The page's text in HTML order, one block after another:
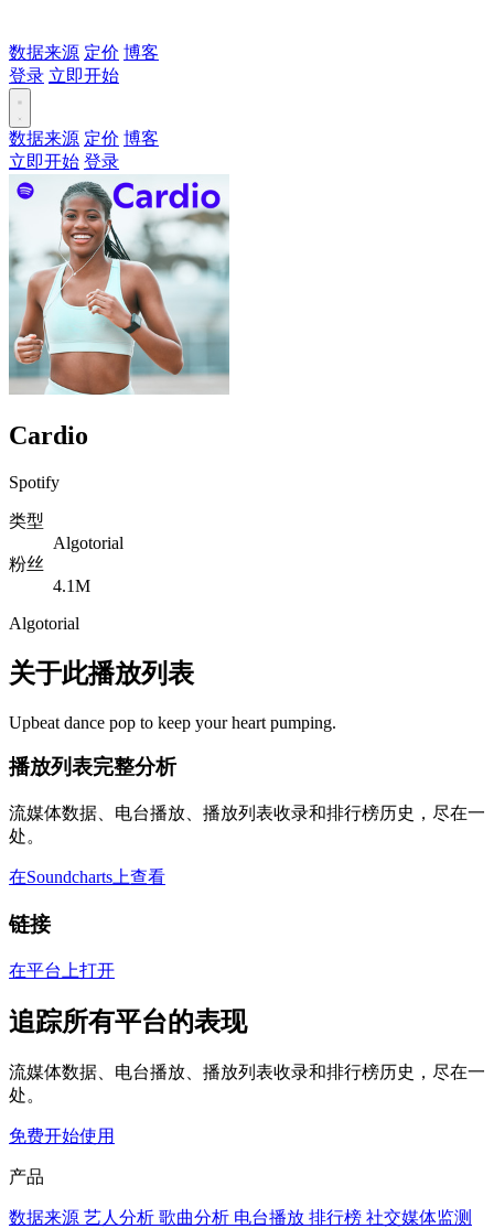
数据来源 定价 博客
登录 立即开始
数据来源 定价 博客
立即开始 登录
Cardio
Spotify
类型
Algotorial
粉丝
4.1M
Algotorial
关于此播放列表
Upbeat dance pop to keep your heart pumping.
播放列表完整分析
流媒体数据、电台播放、播放列表收录和排行榜历史，尽在一
处。
在Soundcharts上查看
链接
在平台上打开
追踪所有平台的表现
流媒体数据、电台播放、播放列表收录和排行榜历史，尽在一
处。
免费开始使用
产品
数据来源 艺人分析 歌曲分析 电台播放 排行榜 社交媒体监测